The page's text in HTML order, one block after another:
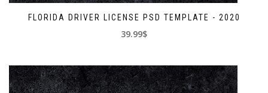
FLORIDA DRIVER LICENSE PSD TEMPLATE - 2020
39.99$